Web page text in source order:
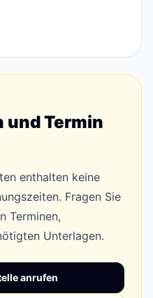
Termin
enthalten keine
Fragen Sie
Terminen,
Unterlagen.
anrufen